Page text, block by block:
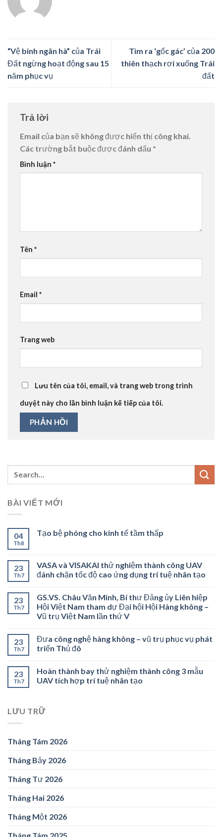
“Vệ binh ngân hà” của Trái
Đất ngừng hoạt động sau 15
năm phục vụ
Tìm ra ‘gốc gác’ của 200
thiên thạch rơi xuống Trái
đất
Trả lời
Email của bạn sẽ không được hiển thị công khai.
Các trường bắt buộc được đánh dấu *
Bình luận *
Tên *
Email *
Trang web
Lưu tên của tôi, email, và trang web trong trình
duyệt này cho lần bình luận kế tiếp của tôi.
BÀI VIẾT MỚI
04
Th8
Tạo bệ phóng cho kinh tế tầm thấp
23
Th7
VASA và VISAKAI thử nghiệm thành công UAV
đánh chặn tốc độ cao ứng dụng trí tuệ nhân tạo
23
Th7
GS.VS. Châu Văn Minh, Bí thư Đảng ủy Liên hiệp
Hội Việt Nam tham dự Đại hội Hội Hàng không –
Vũ trụ Việt Nam lần thứ V
23
Th7
Đưa công nghệ hàng không – vũ trụ phục vụ phát
triển Thủ đô
23
Th7
Hoàn thành bay thử nghiệm thành công 3 mẫu
UAV tích hợp trí tuệ nhân tạo
LƯU TRỮ
Tháng Tám 2026
Tháng Bảy 2026
Tháng Tư 2026
Tháng Hai 2026
Tháng Một 2026